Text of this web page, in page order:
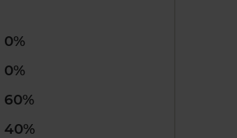
0%
0%
60%
40%